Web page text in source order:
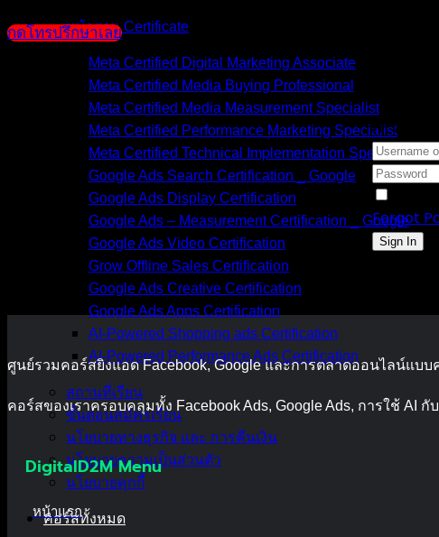
หน้ารวม Certificate
Meta Certified Digital Marketing Associate
Meta Certified Media Buying Professional
Meta Certified Media Measurement Specialist
Meta Certified Performance Marketing Specialist
Meta Certified Technical Implementation Specialist
Google Ads Search Certification _ Google
Google Ads Display Certification
Google Ads – Measurement Certification _ Google
Google Ads Video Certification
Grow Offline Sales Certification
Google Ads Creative Certification
Google Ads Apps Certification
AI-Powered Shopping ads Certification
AI-Powered Performance Ads Certification
สถานที่เรียน
ขั้นตอนสมัครเรียน
นโยบายทางธุรกิจ และ การคืนเงิน
นโยบายความเป็นส่วนตัว
นโยบายคุกกี้
คอร์สทั้งหมด
กดโทรปรึกษาเลย
Hi,
Forgot
Sign In
ศูนย์รวมคอร์สยิงแอด Facebook, Google และการตลาดออนไลน์แบ
คอร์สของเราครอบคลุมทั้ง Facebook Ads, Google Ads, การใช้ AI
DigitalD2M Menu
หน้าแรก